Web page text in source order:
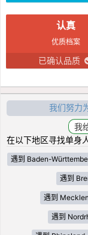
认真
优质档案
已确认品质
我们努力
在以下地区寻找单身
遇到 Baden-
遇到
遇到
遇到